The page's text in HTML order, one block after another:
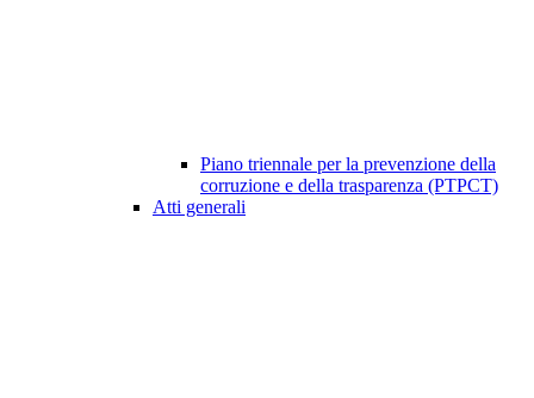
Piano triennale per la prevenzione della
corruzione e della trasparenza (PTPCT)
Atti generali